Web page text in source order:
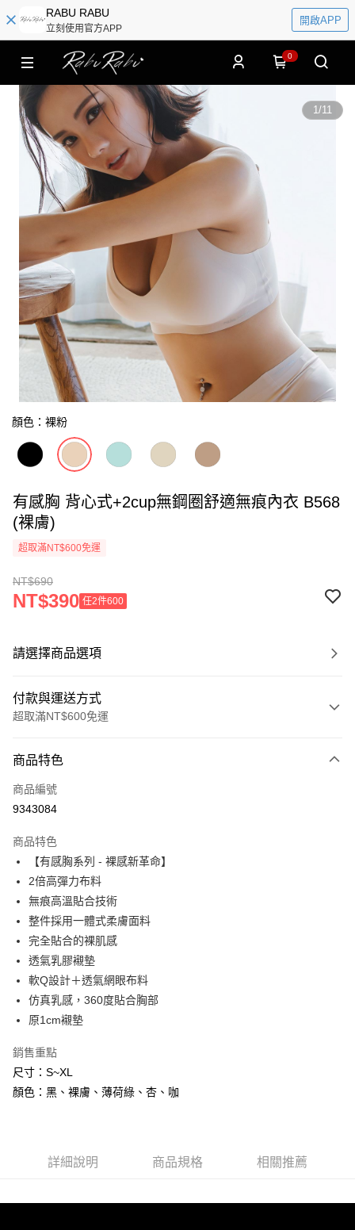
RABU RABU
立刻使用官方APP
開啟APP
0
1/11
顏色：裸粉
有感胸 背心式+2cup無鋼圈舒適無痕內衣 B568
(裸膚)
超取滿NT$600免運
NT$690
NT$390 任2件600
請選擇商品選項
付款與運送方式
超取滿NT$600免運
信用卡一次付款
信用卡分期付款
合作金庫商業銀行
華南商業銀行
上海商業儲蓄銀行
國泰世華商業銀行
臺灣中小企業銀行
匯豐（台灣）商業銀行
聯邦商業銀行
元大商業銀行
玉山商業銀行
台新國際商業銀行
台灣樂天信用卡公司
6 期 0 利率 每期
華南商業銀行
上海商業儲蓄銀行
國泰世華商業銀行
臺灣中小企業銀行
匯豐（台灣）商業銀行
聯邦商業銀行
元大商業銀行
玉山商業銀行
台新國際商業銀行
超商取貨付款
LINE Pay
Apple Pay
街口支付
悠遊付
AFTEE先享後付
【關於「AFTEE先享後付」】
AFTEE先享後付是「在收到商品之後才付款」的支付方式。 讓您購物簡單
便利好安心！
【「AFTEE先享後付」結帳流程】
２．訂單成立數日內，您將收到繳費通知簡訊。
ATM付款
每筆NT$80，滿NT$600(含以上)免運費
商品特色
商品編號
9343084
商品特色
【有感胸系列 - 裸感新革命】
2倍高彈力布料
無痕高溫貼合技術
整件採用一體式柔膚面料
完全貼合的裸肌感
透氣乳膠襯墊
軟Q設計＋透氣網眼布料
仿真乳感，360度貼合胸部
原1cm襯墊
銷售重點
尺寸：S~XL
顏色：黑、裸膚、薄荷綠、杏、咖
詳細說明 商品規格 相關推薦